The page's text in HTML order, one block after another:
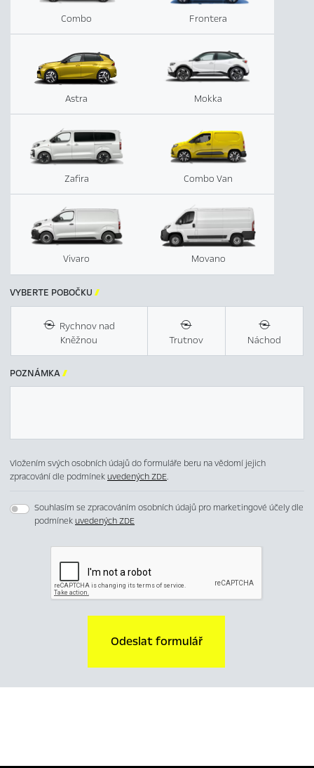
Combo Frontera
Astra Mokka
Zafira Combo Van
Vivaro Movano
VYBERTE POBOČKU 
Rychnov nad
Kněžnou
Trutnov Náchod
POZNÁMKA
Vložením svých osobních údajů do formuláře beru na vědomí jejich
zpracování dle podmínekuvedených ZDE.
Souhlasím se zpracováním osobních údajů pro marketingové účely dle
podmínekuvedených ZDE
Odeslat formulář